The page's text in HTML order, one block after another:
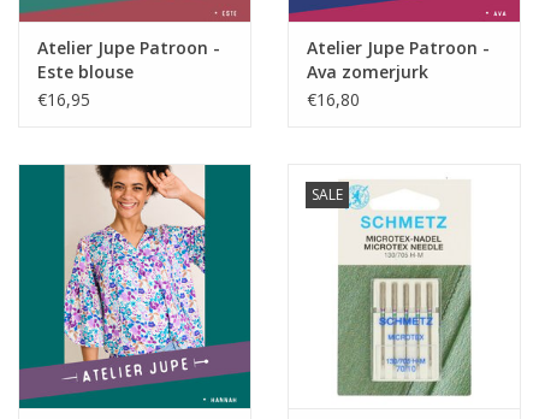
Toepassing
jurk, rok, broek, dekentje,
Label
Oeko-Tex 100 klasse 1
gecertifiëerd door onze
Atelier Jupe Patroon -
Este blouse
€16,95
Atelier Jupe Patroon -
Ava zomerjurk
€16,80
SALE